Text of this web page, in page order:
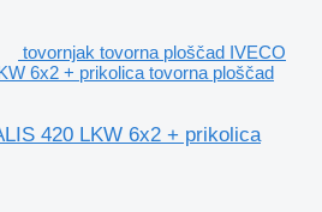
tovornjak tovorna ploščad IVECO
6x2 + prikolica tovorna ploščad
420 LKW 6x2 + prikolica